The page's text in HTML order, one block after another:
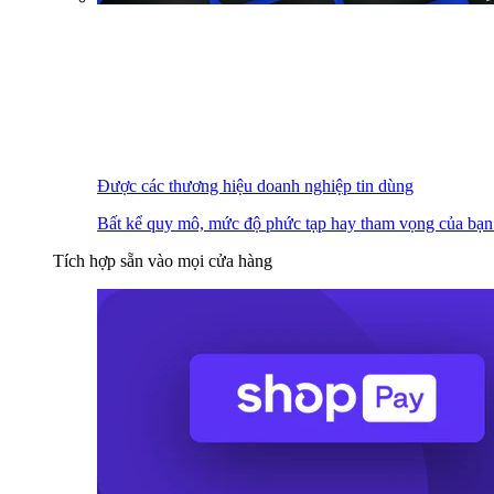
Được các thương hiệu doanh nghiệp tin dùng
Bất kể quy mô, mức độ phức tạp hay tham vọng của
Tích hợp sẵn vào mọi cửa hàng